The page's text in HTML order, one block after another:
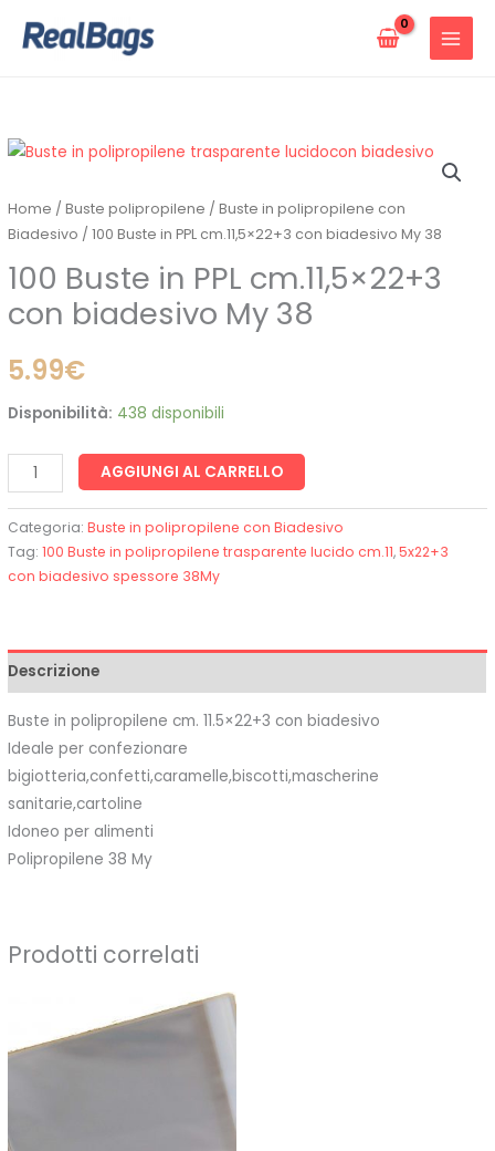
Home /Buste polipropilene /Buste in polipropilene con
Biadesivo / 100 Buste in PPL cm.11,5×22+3 con biadesivo My 38
100 Buste in PPL cm.11,5×22+3
con biadesivo My 38
5.99€
Disponibilità: 438 disponibili
100
in
PPL
con
biadesivo
38
AGGIUNGI AL CARRELLO
Categoria:Buste in polipropilene con Biadesivo
Tag:100 Buste in polipropilene trasparente lucido cm.11,5x22+3
con biadesivo spessore 38My
Descrizione
Buste in polipropilene cm. 11.5×22+3 con biadesivo
Ideale per confezionare
bigiotteria,confetti,caramelle,biscotti,mascherine
sanitarie,cartoline
Idoneo per alimenti
Polipropilene 38 My
Prodotti correlati